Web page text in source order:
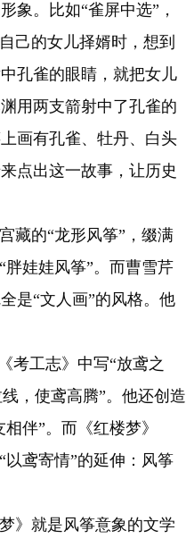
象。比如“雀屏中选”，
己的女儿择婿时，想到
孔雀的眼睛，就把女儿
用两支箭射中了孔雀的
画有孔雀、牡丹、白头
点出这一故事，让历史
藏的“龙形风筝”，缀满
娃娃风筝”。而曹雪芹
是“文人画”的风格。他
工志》中写“放鸢之
，使鸢高腾”。他还创造
伴”。而《红楼梦》
鸢寄情”的延伸：风筝
》就是风筝意象的文学